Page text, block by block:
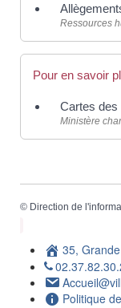
Ressources
Pour en savoir
Cartes
Ministère
© Direction de
35,
Politique